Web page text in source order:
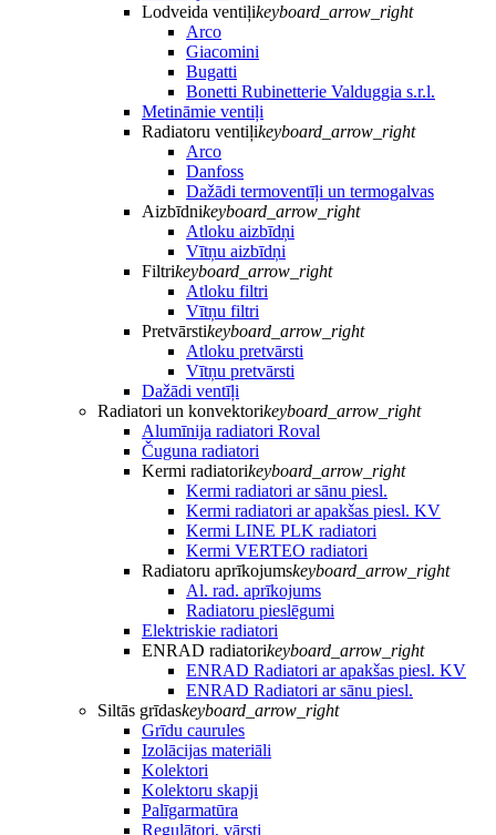
Lodveida ventiļikeyboard_arrow_right
Arco
Giacomini
Bugatti
Bonetti Rubinetterie Valduggia s.r.l.
Metināmie ventiļi
Radiatoru ventiļikeyboard_arrow_right
Arco
Danfoss
Dažādi termoventīļi un termogalvas
Aizbīdnikeyboard_arrow_right
Atloku aizbīdņi
Vītņu aizbīdņi
Filtrikeyboard_arrow_right
Atloku filtri
Vītņu filtri
Pretvārstikeyboard_arrow_right
Atloku pretvārsti
Vītņu pretvārsti
Dažādi ventīļi
Radiatori un konvektorikeyboard_arrow_right
Alumīnija radiatori Roval
Čuguna radiatori
Kermi radiatorikeyboard_arrow_right
Kermi radiatori ar sānu piesl.
Kermi radiatori ar apakšas piesl. KV
Kermi LINE PLK radiatori
Kermi VERTEO radiatori
Radiatoru aprīkojumskeyboard_arrow_right
Al. rad. aprīkojums
Radiatoru pieslēgumi
Elektriskie radiatori
ENRAD radiatorikeyboard_arrow_right
ENRAD Radiatori ar apakšas piesl. KV
ENRAD Radiatori ar sānu piesl.
Siltās grīdaskeyboard_arrow_right
Grīdu caurules
Izolācijas materiāli
Kolektori
Kolektoru skapji
Palīgarmatūra
Regulātori, vārsti